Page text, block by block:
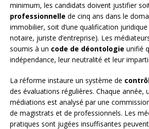
minimum, les candidats doivent justifier soit
professionnelle de cinq ans dans le
immobilier, soit d’une qualification
notaire, juriste d’entreprise). Les
soumis à un code de déontologie unifié
indépendance, leur neutralité et leur
La réforme instaure un système de
des évaluations régulières. Chaque année,
médiations est analysé par une
de magistrats et de professionnels. Les
pratiques sont jugées insuffisantes